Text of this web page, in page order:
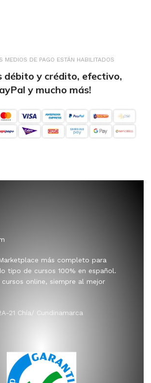
MEDIOS DE PAGO ESTÁN HABILITADOS
débito y crédito, efectivo,
y mucho más!
más completo para
tipo de cursos 100% en español.
online, siempre al mejor
21 Chía/ Cundinamarca